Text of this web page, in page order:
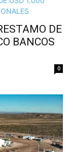
DE
BANCOS
0